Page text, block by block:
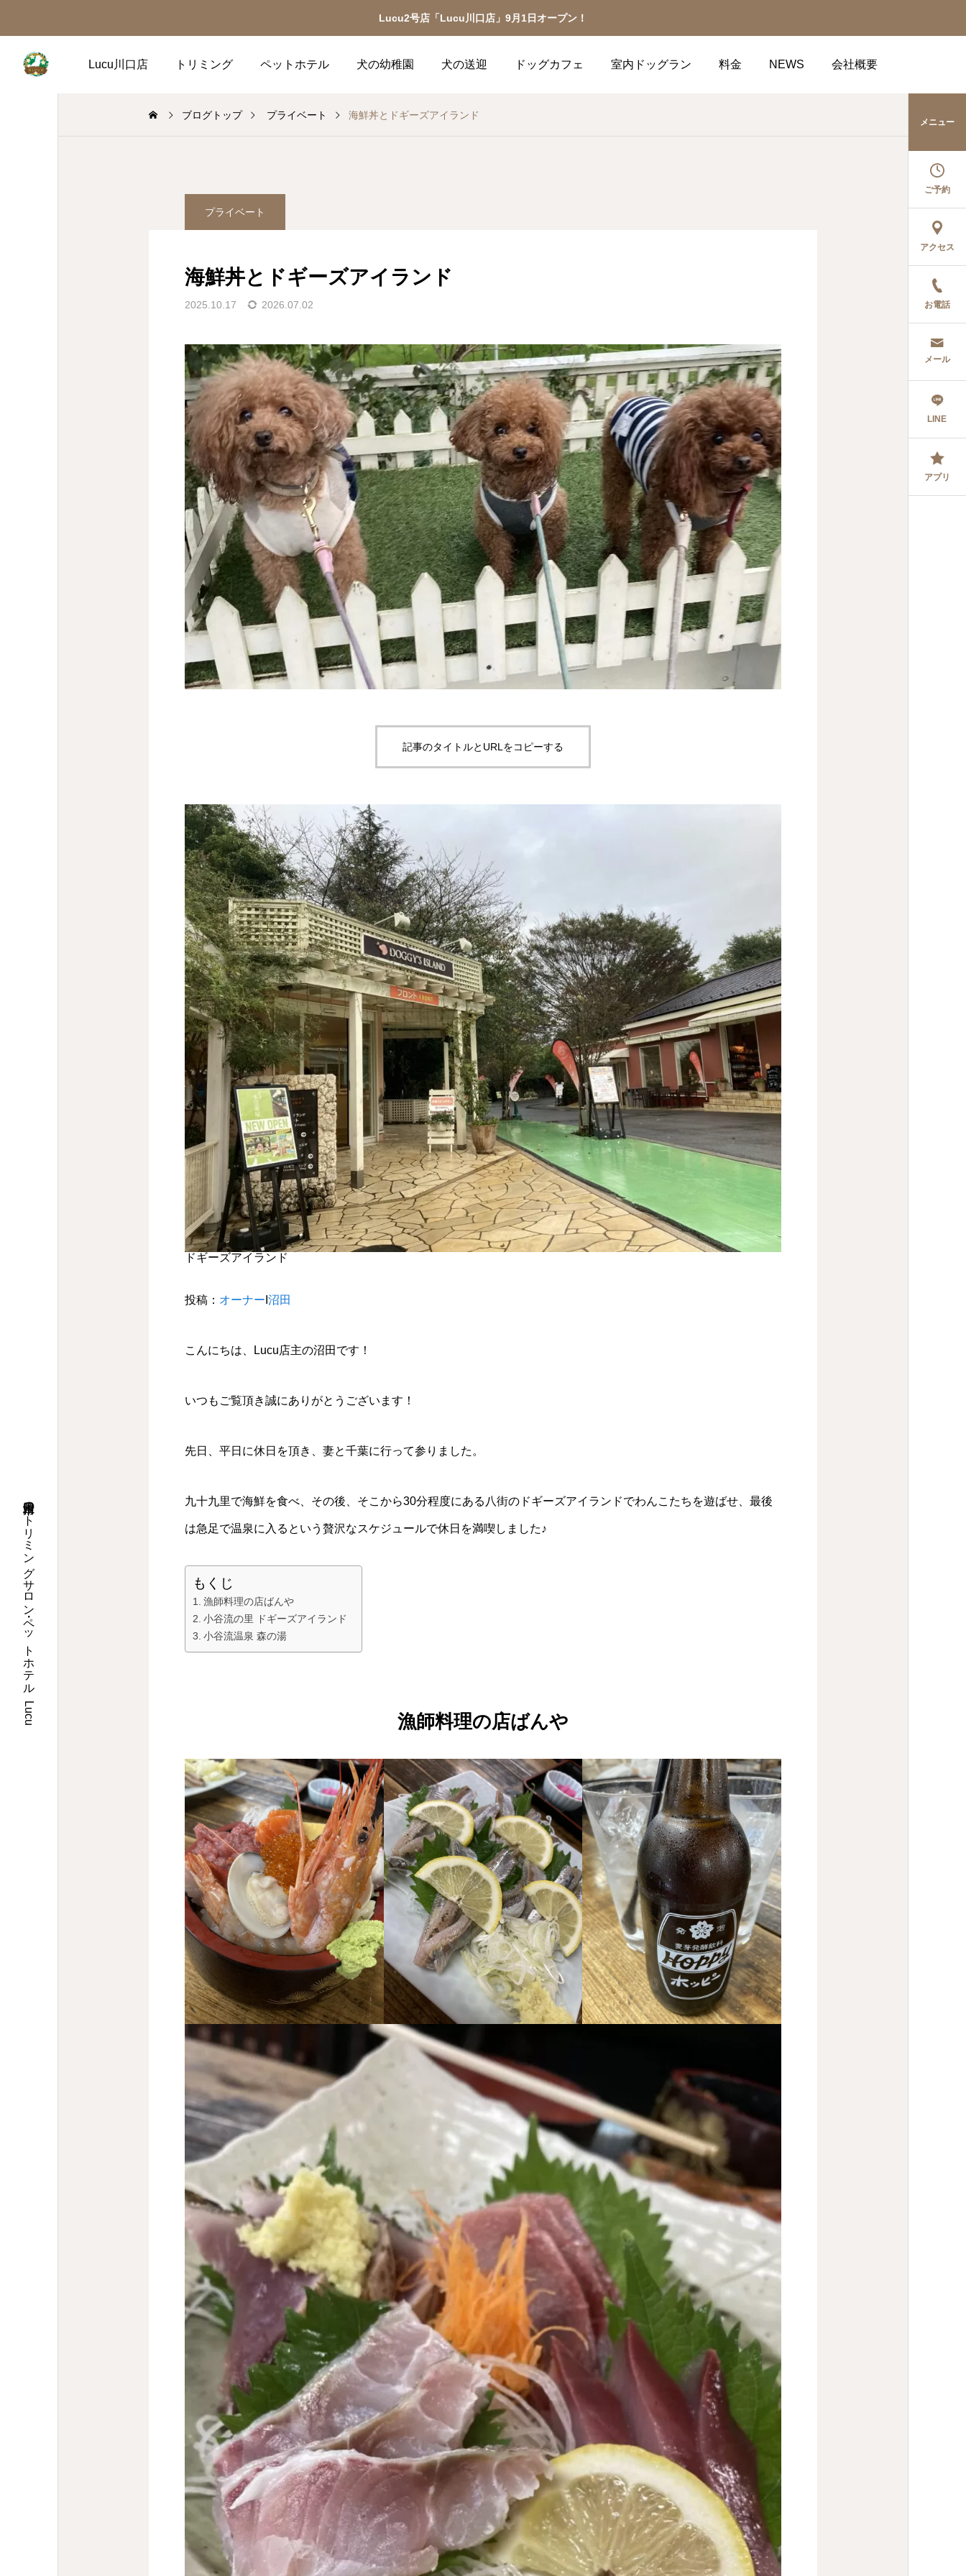
Lucu2号店「Lucu川口店」9月1日オープン！
Lucu川口店 トリミング ペットホテル 犬の幼稚園 犬の送迎 ドッグカフェ 室内ドッグラン 料金 NEWS 会社概要
埼玉県川口市のトリミングサロン・ペットホテル Lucu
メニュー
ご予約
アクセス
お電話
メール
LINE
アプリ
ブログトップ プライベート 海鮮丼とドギーズアイランド
プライベート
海鮮丼とドギーズアイランド
2025.10.17 2026.07.02
記事のタイトルとURLをコピーする
ドギーズアイランド
投稿： オーナー 沼田
こんにちは、Lucu店主の沼田です！
いつもご覧頂き誠にありがとうございます！
先日、平日に休日を頂き、妻と千葉に行って参りました。
九十九里で海鮮を食べ、その後、そこから30分程度にある八街のドギーズアイランドでわんこたちを遊ばせ、最後
は急足で温泉に入るという贅沢なスケジュールで休日を満喫しました♪
もくじ
漁師料理の店ばんや
小谷流の里 ドギーズアイランド
小谷流温泉 森の湯
漁師料理の店ばんや